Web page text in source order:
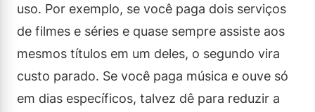
uso. Por exemplo, se você paga dois serviços
de filmes e séries e quase sempre assiste aos
mesmos títulos em um deles, o segundo vira
custo parado. Se você paga música e ouve só
em dias específicos, talvez dê para reduzir a